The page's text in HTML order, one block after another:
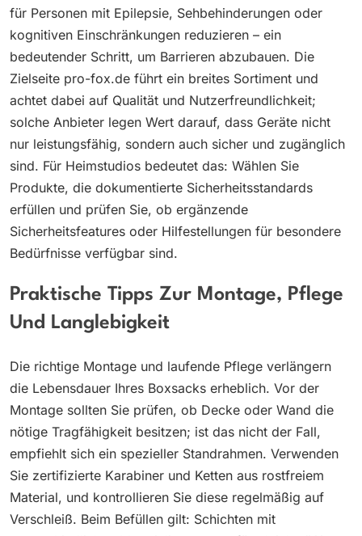
für Personen mit Epilepsie, Sehbehinderungen oder
kognitiven Einschränkungen reduzieren – ein
bedeutender Schritt, um Barrieren abzubauen. Die
Zielseite pro-fox.de führt ein breites Sortiment und
achtet dabei auf Qualität und Nutzerfreundlichkeit;
solche Anbieter legen Wert darauf, dass Geräte nicht
nur leistungsfähig, sondern auch sicher und zugänglich
sind. Für Heimstudios bedeutet das: Wählen Sie
Produkte, die dokumentierte Sicherheitsstandards
erfüllen und prüfen Sie, ob ergänzende
Sicherheitsfeatures oder Hilfestellungen für besondere
Bedürfnisse verfügbar sind.
Praktische Tipps Zur Montage, Pflege
Und Langlebigkeit
Die richtige Montage und laufende Pflege verlängern
die Lebensdauer Ihres Boxsacks erheblich. Vor der
Montage sollten Sie prüfen, ob Decke oder Wand die
nötige Tragfähigkeit besitzen; ist das nicht der Fall,
empfiehlt sich ein spezieller Standrahmen. Verwenden
Sie zertifizierte Karabiner und Ketten aus rostfreiem
Material, und kontrollieren Sie diese regelmäßig auf
Verschleiß. Beim Befüllen gilt: Schichten mit